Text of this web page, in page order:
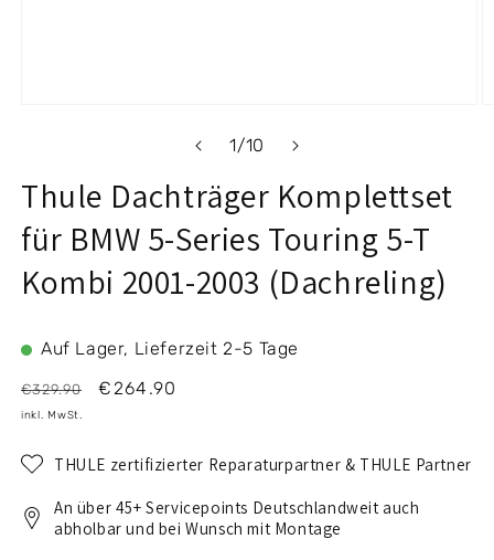
Modal
öffnen
1/von
10
Thule Dachträger Komplettset
für BMW 5-Series Touring 5-T
Kombi 2001-2003 (Dachreling)
Auf Lager, Lieferzeit 2-5 Tage
Normaler
Preis
€329.90 Verkaufspreis
€264.90
inkl. MwSt.
THULE zertifizierter Reparaturpartner & THULE Partner
An über 45+ Servicepoints Deutschlandweit auch
abholbar und bei Wunsch mit Montage